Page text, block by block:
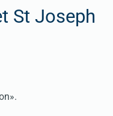
St Joseph